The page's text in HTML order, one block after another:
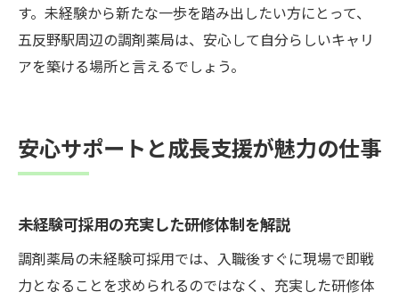
す。未経験から新たな一歩を踏み出したい方にとって、
五反野駅周辺の調剤薬局は、安心して自分らしいキャリ
アを築ける場所と言えるでしょう。
安心サポートと成長支援が魅力の仕事
未経験可採用の充実した研修体制を解説
調剤薬局の未経験可採用では、入職後すぐに現場で即戦
力となることを求められるのではなく、充実した研修体